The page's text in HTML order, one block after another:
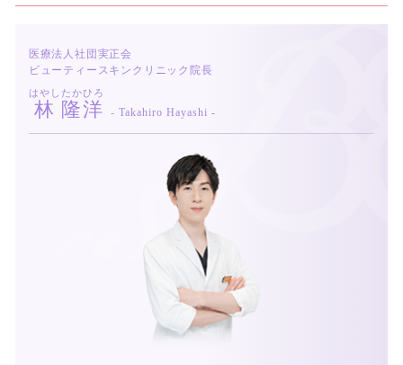
医療法人社団実正会
ビューティースキンクリニック院長
林
はやし
隆洋
たかひろ
- Takahiro Hayashi -